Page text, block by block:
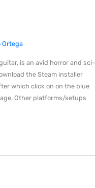
Ortega
is an avid horror and sci-
the Steam installer
which click on on the blue
Other platforms/setups